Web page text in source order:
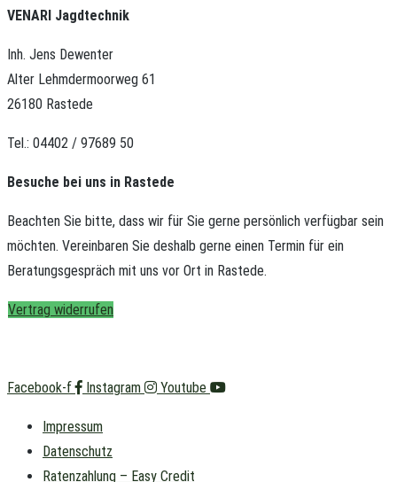
VENARI Jagdtechnik
Inh. Jens Dewenter
Alter Lehmdermoorweg 61
26180 Rastede
Tel.: 04402 / 97689 50
Besuche bei uns in Rastede
Beachten Sie bitte, dass wir für Sie gerne persönlich verfügbar sein
möchten. Vereinbaren Sie deshalb gerne einen Termin für ein
Beratungsgespräch mit uns vor Ort in Rastede.
Vertrag widerrufen
Facebook-f Instagram Youtube
Impressum
Datenschutz
Ratenzahlung – Easy Credit